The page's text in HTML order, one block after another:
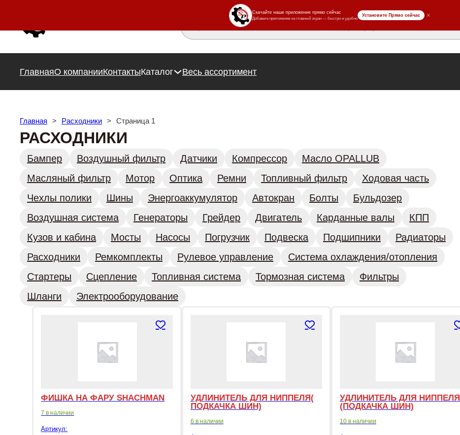
Поиск товаров
ГлавнаяО компанииКонтактыКаталог Весь ассортимент
Главная > Расходники > Страница 1
РАСХОДНИКИ
Бампер Воздушный фильтр Датчики Компрессор
Масло OPALLUB
Масляный фильтр
Мотор Оптика Ремни Топливный фильтр
Ходовая часть
Чехлы полики
Шины Энергоаккумулятор Автокран Болты
Бульдозер
Воздушная система
Генераторы Грейдер Двигатель Карданные валы
КПП
Кузов и кабина
Мосты Насосы Погрузчик Подвеска Подшипники
Радиаторы
Расходники
Ремкомплекты Рулевое управление
Система охлаждения/отопления
Стартеры
Сцепление Топливная система Тормозная система
Фильтры
Шланги
Электрооборудование
ФИШКА НА ФАРУ SHACHMAN
7 в наличии
Артикул:
УДЛИНИТЕЛЬ ДЛЯ НИППЕЛЯ(
ПОДКАЧКА ШИН)
6 в наличии
УДЛИНИТЕЛЬ ДЛЯ НИППЕЛЯ
(ПОДКАЧКА ШИН)
10 в наличии